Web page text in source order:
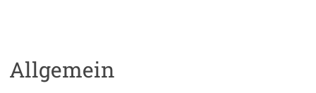
Allgemein